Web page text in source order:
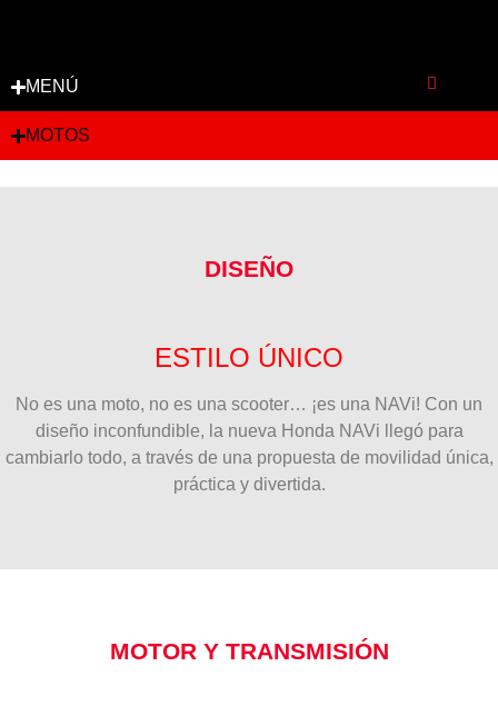
MENÚ
MOTOS
DISEÑO
ESTILO ÚNICO
No es una moto, no es una scooter… ¡es una NAVi! Con un
diseño inconfundible, la nueva Honda NAVi llegó para
cambiarlo todo, a través de una propuesta de movilidad única,
práctica y divertida.
MOTOR Y TRANSMISIÓN